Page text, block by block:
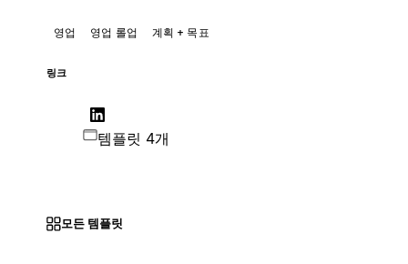
영업 영업 롤업 계획 + 목표
링크
템플릿 4개
모든 템플릿